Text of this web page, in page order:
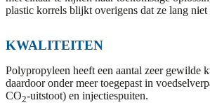
plastic korrels blijkt overigens dat ze lang
KWALITEITEN
Polypropyleen heeft een aantal zeer gewilde
daardoor onder meer toegepast in
CO2-uitstoot) en injectiespuiten.